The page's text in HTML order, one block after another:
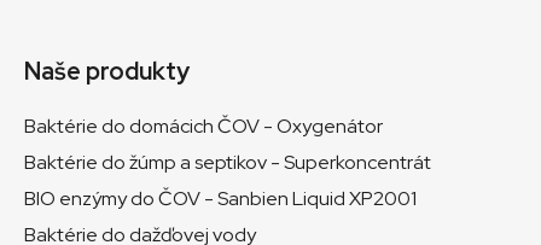
Naše produkty
Baktérie do domácich ČOV - Oxygenátor
Baktérie do žúmp a septikov - Superkoncentrát
BIO enzýmy do ČOV - Sanbien Liquid XP2001
Baktérie do dažďovej vody